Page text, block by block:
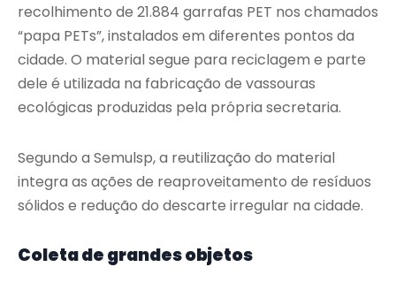
recolhimento de 21.884 garrafas PET nos chamados
“papa PETs”, instalados em diferentes pontos da
cidade. O material segue para reciclagem e parte
dele é utilizada na fabricação de vassouras
ecológicas produzidas pela própria secretaria.
Segundo a Semulsp, a reutilização do material
integra as ações de reaproveitamento de resíduos
sólidos e redução do descarte irregular na cidade.
Coleta de grandes objetos